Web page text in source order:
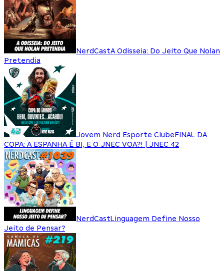
NerdCastA Odisseia: Do Jeito Que Nolan
Pretendia
Jovem Nerd Esporte ClubeFINAL DA
COPA: A ESPANHA É BI, E O JNEC VOA?! | JNEC 42
NerdCastLinguagem Define Nosso
Jeito de Pensar?